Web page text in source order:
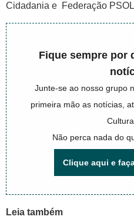
Cidadania e Federação
Fique sempre por
Junte-se ao nosso grupo
primeira mão as notícias,
Não perca nada do
Clique aqui e
Leia também